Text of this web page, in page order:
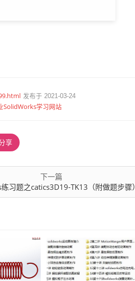
发布于 2021-03-24
SolidWorks学习网站
享
下一篇
习题之catics3D19-TK13（附做题步骤）